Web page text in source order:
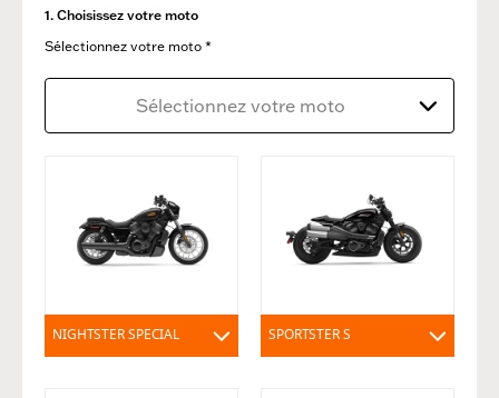
1. Choisissez votre moto
Sélectionnez votre moto *
Sélectionnez votre moto
NIGHTSTER SPECIAL SPORTSTER S